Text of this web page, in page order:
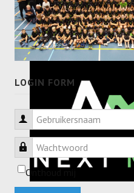
LOGIN FORM
Gebruikersnaam
Wachtwoord
Onthoud mij